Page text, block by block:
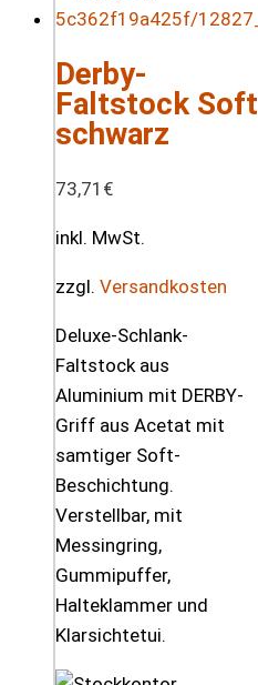
Derby-
Faltstock Soft
schwarz
73,71 €
inkl. MwSt.
zzgl. Versandkosten
Deluxe-Schlank-
Faltstock aus
Aluminium mit DERBY-
Griff aus Acetat mit
samtiger Soft-
Beschichtung.
Verstellbar, mit
Messingring,
Gummipuffer,
Halteklammer und
Klarsichtetui.